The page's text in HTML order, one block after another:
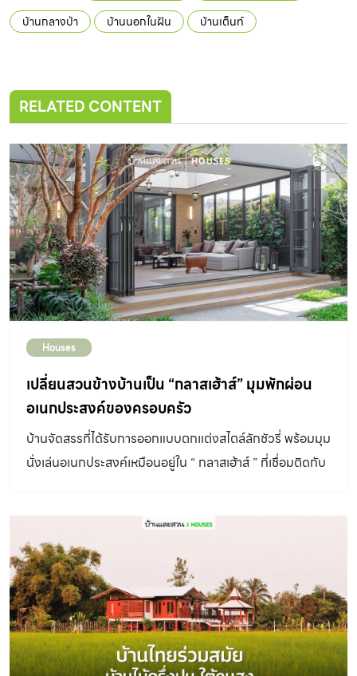
บ้านกลางป่า
บ้านนอกในฝัน บ้านเต็นท์
RELATED CONTENT
Houses
เปลี่ยนสวนข้างบ้านเป็น “กลาสเฮ้าส์” มุมพักผ่อน
อเนกประสงค์ของครอบครัว
บ้านจัดสรรที่ได้รับการออกแบบตกแต่งสไตล์ลักชัวรี่ พร้อมมุม
นั่งเล่นอเนกประสงค์เหมือนอยู่ใน “ กลาสเฮ้าส์ ” ที่เชื่อมติดกับ